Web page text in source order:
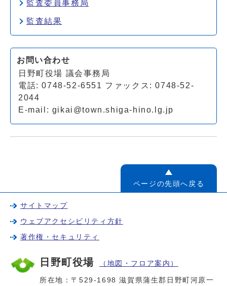
監査委員事務局
監査結果
お問い合わせ
日野町役場 議会事務局
電話: 0748-52-6551 ファックス: 0748-52-
2044
E-mail: gikai@town.shiga-hino.lg.jp
ページの先頭へ戻る
サイトマップ
ウェブアクセシビリティ方針
著作権・セキュリティ
日野町役場 （地図・フロア案内）
所在地：〒529-1698 滋賀県蒲生郡日野町河原一